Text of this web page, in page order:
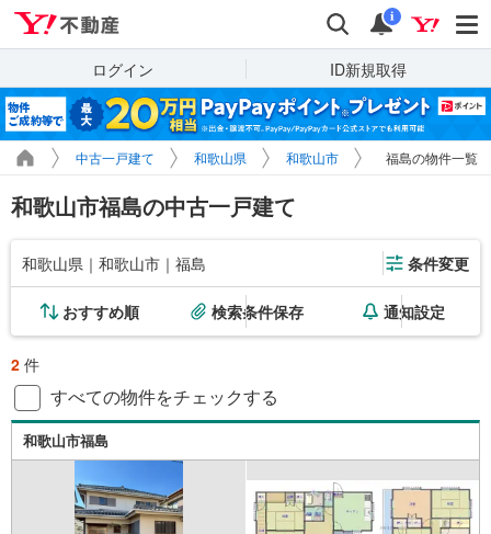
検索 通知
i
ログイン ID新規取得
中古一戸建て 和歌山県 和歌山市 福島の物件一覧
和歌山市福島の中古一戸建て
和歌山県｜和歌山市｜福島 条件変更
おすすめ順 検索条件保存 通知設定
2 件
すべての物件をチェックする
和歌山市福島